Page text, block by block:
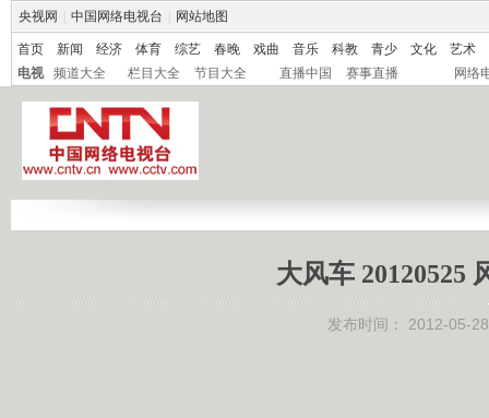
央视网 中国网络电视台 网站地图
首页 新闻 经济 体育 综艺 春晚 戏曲 音乐 科教 青少 文化
艺术
电视
频道大全 栏目大全 节目大全 直播中国 赛事直播 网络
大风车 20120525
发布时间： 2012-05-